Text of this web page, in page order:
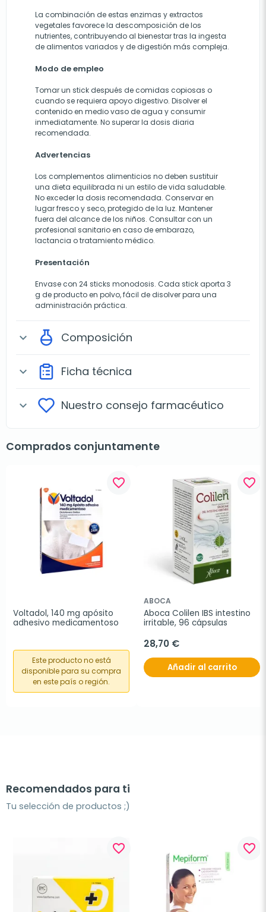
La combinación de estas enzimas y extractos
vegetales favorece la descomposición de los
nutrientes, contribuyendo al bienestar tras la ingesta
de alimentos variados y de digestión más compleja.
Modo de empleo
Tomar un stick después de comidas copiosas o
cuando se requiera apoyo digestivo. Disolver el
contenido en medio vaso de agua y consumir
inmediatamente. No superar la dosis diaria
recomendada.
Advertencias
Los complementos alimenticios no deben sustituir
una dieta equilibrada ni un estilo de vida saludable.
No exceder la dosis recomendada. Conservar en
lugar fresco y seco, protegido de la luz. Mantener
fuera del alcance de los niños. Consultar con un
profesional sanitario en caso de embarazo,
lactancia o tratamiento médico.
Presentación
Envase con 24 sticks monodosis. Cada stick aporta 3
g de producto en polvo, fácil de disolver para una
administración práctica.
expand_more Composición
expand_more Ficha técnica
expand_more Nuestro consejo farmacéutico
Comprados conjuntamente
favorite_border
Voltadol, 140 mg apósito
adhesivo medicamentoso
Este producto no está
disponible para su compra
en este país o región.
favorite_border
ABOCA
Aboca Colilen IBS intestino
irritable, 96 cápsulas
28,70 €
Añadir al carrito
Recomendados para ti
Tu selección de productos ;)
favorite_border favorite_border